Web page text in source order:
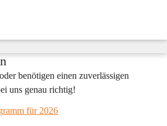
benötigen einen zuverlässigen
uns genau richtig!
für 2026